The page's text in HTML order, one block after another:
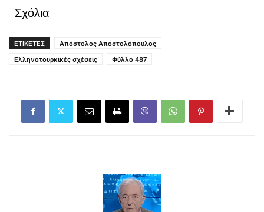
Σχόλια
ΕΤΙΚΕΤΕΣ
Απόστολος Αποστολόπουλος
Ελληνοτουρκικές σχέσεις
Φύλλο 487